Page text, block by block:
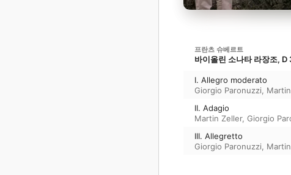
프란츠 슈베르트
바이올린 소나타 라장조, D
I. Allegro moderato
Giorgio Paronuzzi,
II. Adagio
Martin Zeller, Giorgio
III. Allegretto
Giorgio Paronuzzi,